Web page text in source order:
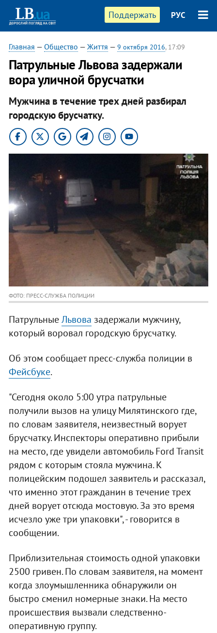
Поддержать РУС
Главная — Общество — Життя — 9 октября 2016, 17:09
Патрульные Львова задержали
вора уличной брусчатки
Мужчина в течение трех дней разбирал
городскую брусчатку.
ФОТО: ПРЕСС-СЛУЖБА ПОЛИЦИИ
ПатрульныеЛьвова задержали мужчину,
который воровал городскую брусчатку.
Об этом сообщает пресс-служба полиции в
Фейсбуке.
"Сегодня около 5:00 утра патрульные
получили вызов на улицу Милятинского где,
по словам заявителя, неизвестный ворует
брусчатку. Инспекторы оперативно прибыли
на место, где увидели автомобиль Ford Transit
рядом с которым стояла мужчина. К
полицейским подошел заявитель и рассказал,
что именно этот гражданин в течение трех
дней ворует отсюда мостовую. За это время
исчезло уже три упаковки", - говорится в
сообщении.
Приблизительная стоимость одной упаковки
2500 гривен. По словам заявителя, на момент
когда злоумышленника обнаружили он
быстро сменил номерные знаки. На место
происшествия вызвали следственно-
оперативную группу.